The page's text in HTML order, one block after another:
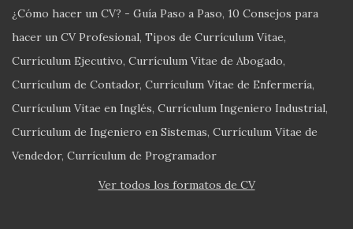
¿Cómo hacer un CV? - Guía Paso a Paso 10 Consejos para
hacer un CV Profesional Tipos de Currículum Vitae
Currículum Ejecutivo Currículum Vitae de Abogado
Currículum de Contador Currículum Vitae de Enfermería
Currículum Vitae en Inglés Currículum Ingeniero Industrial
Currículum de Ingeniero en Sistemas Currículum Vitae de
Vendedor Currículum de Programador
Ver todos los formatos de CV